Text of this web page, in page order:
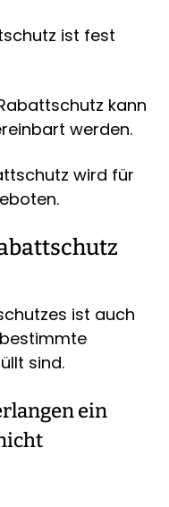
ist fest
Rabattschutz kann
werden.
wird für
ist auch
sind.
ein